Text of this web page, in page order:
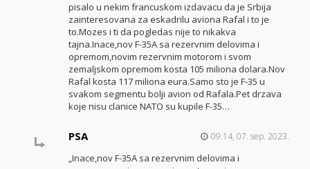
pisalo u nekim francuskom izdavacu da je Srbija
zainteresovana za eskadrilu aviona Rafal i to je
to.Mozes i ti da pogledas nije to nikakva
tajna.Inace,nov F-35A sa rezervnim delovima i
opremom,novim rezervnim motorom i svom
zemaljskom opremom kosta 105 miliona dolara.Nov
Rafal kosta 117 miliona eura.Samo sto je F-35 u
svakom segmentu bolji avion od Rafala.Pet drzava
koje nisu clanice NATO su kupile F-35…
PSA 09:14, 07. sep. 2023.
„Inace,nov F-35A sa rezervnim delovima i